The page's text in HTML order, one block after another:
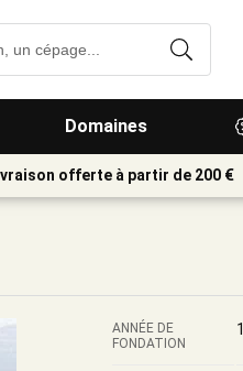
Domaines
offerte à partir de 200 €
ANNÉE DE
FONDATION